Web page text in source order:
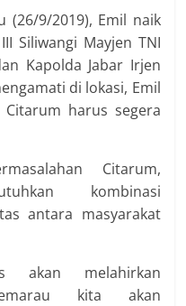
(26/9/2019), Emil naik
Siliwangi Mayjen TNI
Kapolda Jabar Irjen
di lokasi, Emil
Citarum harus segera
Citarum,
kombinasi
antara masyarakat
akan melahirkan
kita akan